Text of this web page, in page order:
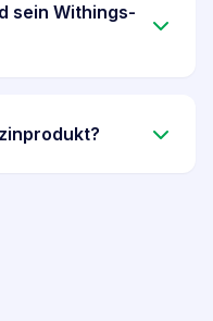
sein Withings-